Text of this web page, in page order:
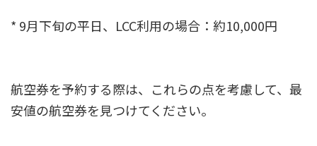
* 9月下旬の平日、LCC利用の場合：約10,000円
航空券を予約する際は、これらの点を考慮して、最
安値の航空券を見つけてください。